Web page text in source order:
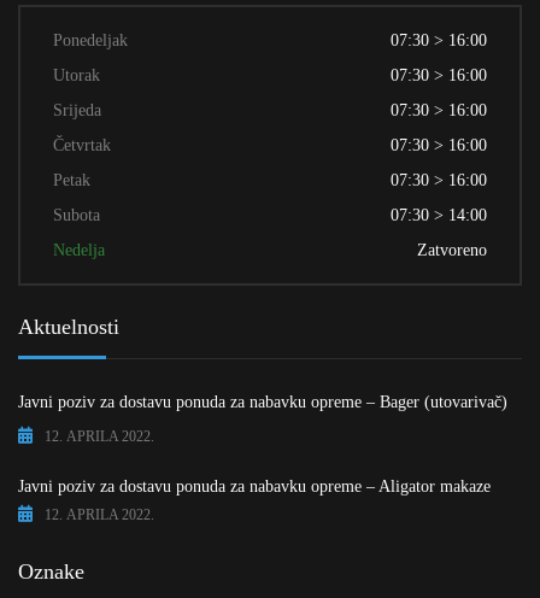
Ponedeljak
07:30 > 16:00
Utorak
07:30 > 16:00
Srijeda
07:30 > 16:00
Četvrtak
07:30 > 16:00
Petak
07:30 > 16:00
Subota
07:30 > 14:00
Nedelja
Zatvoreno
Aktuelnosti
Javni poziv za dostavu ponuda za nabavku opreme – Bager (utovarivač)
12. APRILA 2022.
Javni poziv za dostavu ponuda za nabavku opreme – Aligator makaze
12. APRILA 2022.
Oznake